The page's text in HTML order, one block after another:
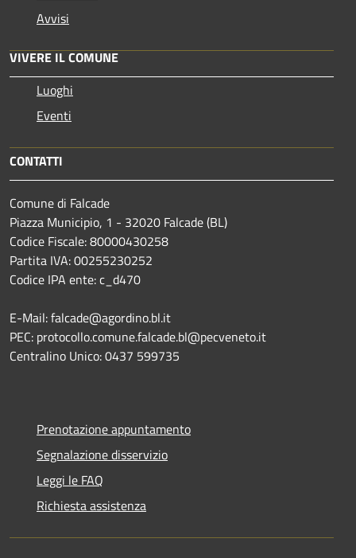
Avvisi
VIVERE IL COMUNE
Luoghi
Eventi
CONTATTI
Comune di Falcade
Piazza Municipio, 1 - 32020 Falcade (BL)
Codice Fiscale: 80000430258
Partita IVA: 00255230252
Codice IPA ente: c_d470
E-Mail: falcade@agordino.bl.it
PEC: protocollo.comune.falcade.bl@pecveneto.it
Centralino Unico: 0437 599735
Prenotazione appuntamento
Segnalazione disservizio
Leggi le FAQ
Richiesta assistenza